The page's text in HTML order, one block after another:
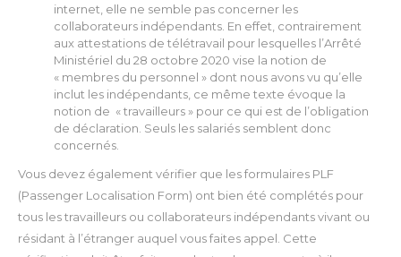
internet, elle ne semble pas concerner les
collaborateurs indépendants. En effet, contrairement
aux attestations de télétravail pour lesquelles l’Arrêté
Ministériel du 28 octobre 2020 vise la notion de
« membres du personnel » dont nous avons vu qu’elle
inclut les indépendants, ce même texte évoque la
notion de « travailleurs » pour ce qui est de l’obligation
de déclaration. Seuls les salariés semblent donc
concernés.
Vous devez également vérifier que les formulaires PLF
(Passenger Localisation Form) ont bien été complétés pour
tous les travailleurs ou collaborateurs indépendants vivant ou
résidant à l’étranger auquel vous faites appel. Cette